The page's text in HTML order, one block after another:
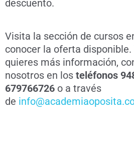
descuento.
Visita la sección de cursos
conocer la oferta
quieres más información,
nosotros en los teléfonos
679766726 o a través
de